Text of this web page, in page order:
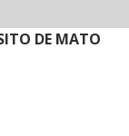
DE MATO